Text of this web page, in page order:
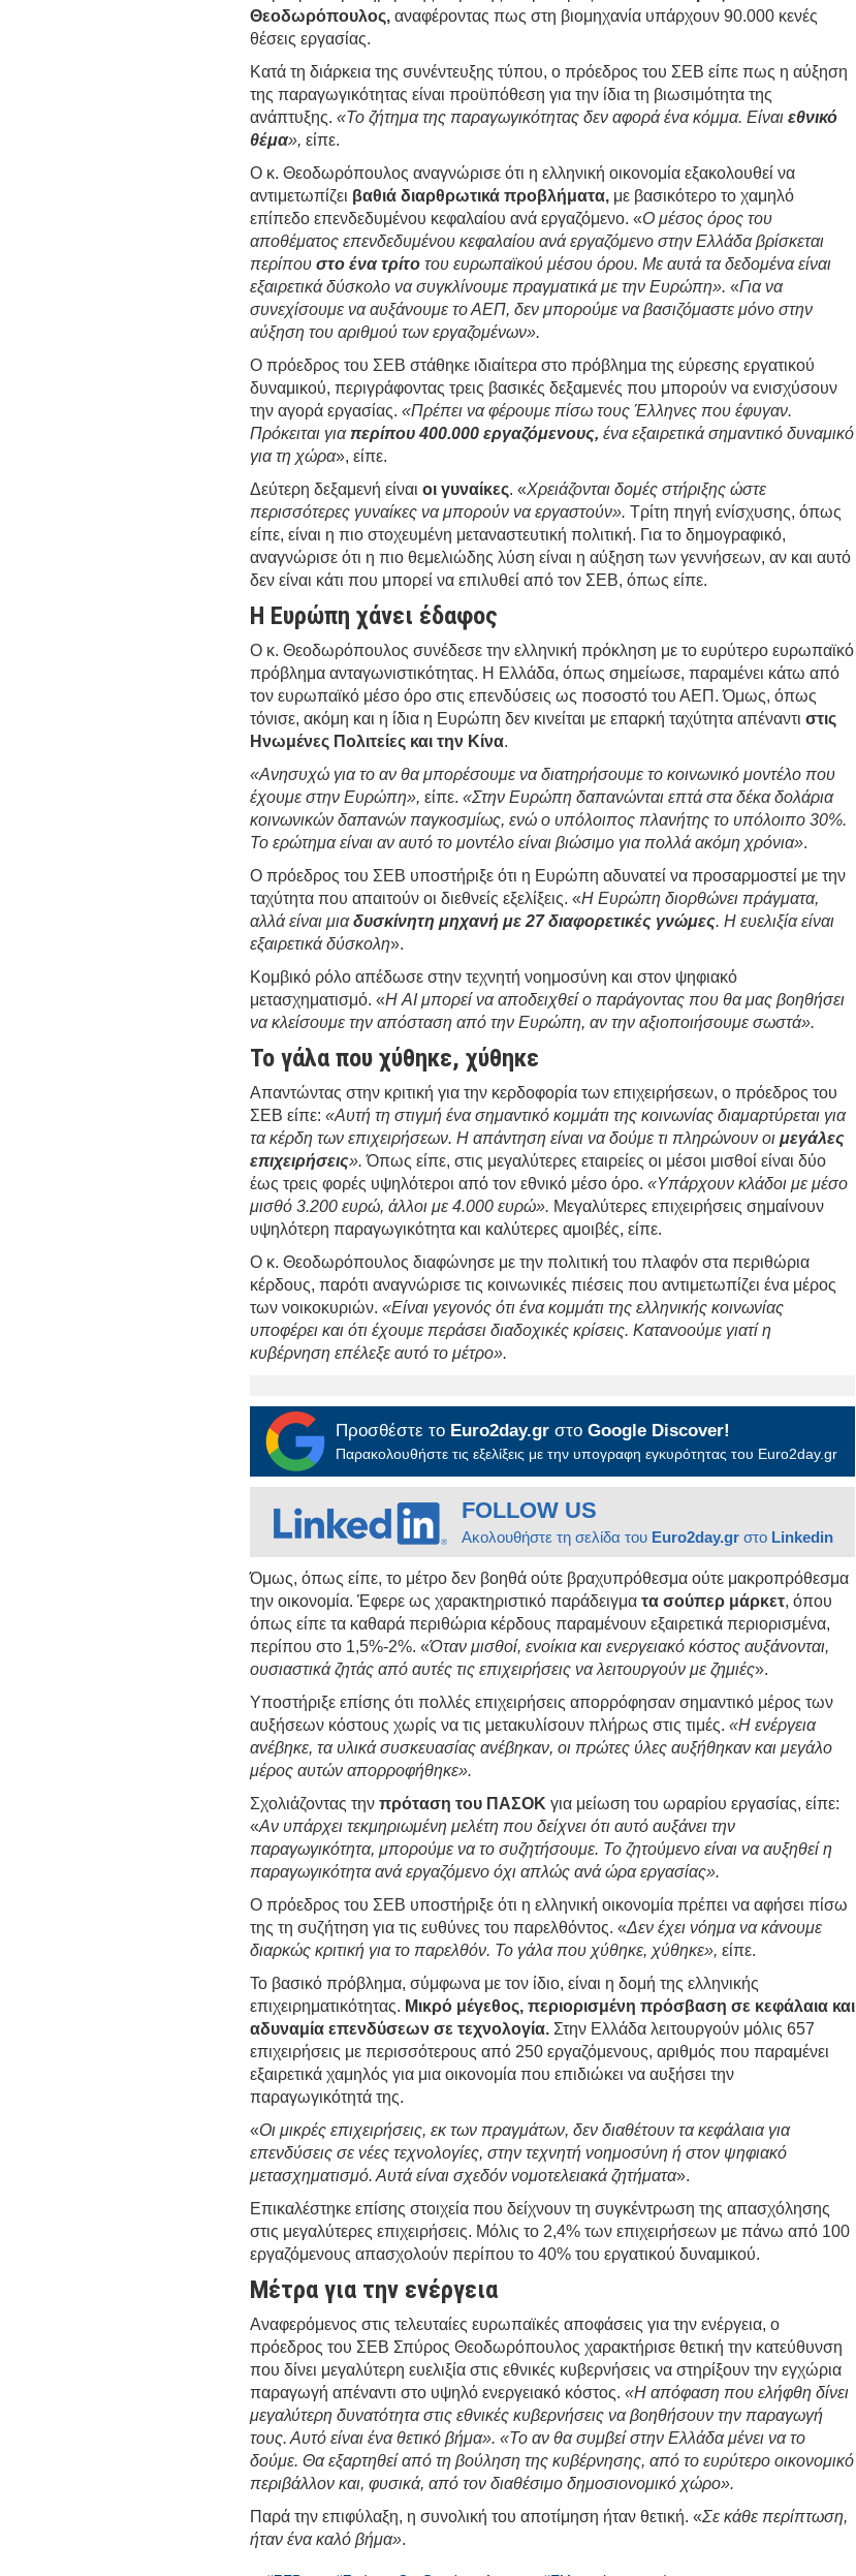
Θεοδωρόπουλος, αναφέροντας πως στη βιομηχανία υπάρχουν 90.000 κενές
θέσεις εργασίας.
Κατά τη διάρκεια της συνέντευξης τύπου, ο πρόεδρος του ΣΕΒ είπε πως η αύξηση
της παραγωγικότητας είναι προϋπόθεση για την ίδια τη βιωσιμότητα της
ανάπτυξης.«Το ζήτημα της παραγωγικότητας δεν αφορά ένα κόμμα. Είναιεθνικό
θέμα», είπε.
Ο κ. Θεοδωρόπουλος αναγνώρισε ότι η ελληνική οικονομία εξακολουθεί να
αντιμετωπίζει βαθιά διαρθρωτικά προβλήματα, με βασικότερο το χαμηλό
επίπεδο επενδεδυμένου κεφαλαίου ανά εργαζόμενο. «Ο μέσος όρος του
αποθέματος επενδεδυμένου κεφαλαίου ανά εργαζόμενο στην Ελλάδα βρίσκεται
περίπουστο ένα τρίτο του ευρωπαϊκού μέσου όρου. Με αυτά τα δεδομένα είναι
εξαιρετικά δύσκολο να συγκλίνουμε πραγματικά με την Ευρώπη». «Για να
συνεχίσουμε να αυξάνουμε το ΑΕΠ, δεν μπορούμε να βασιζόμαστε μόνο στην
αύξηση του αριθμού των εργαζομένων».
Ο πρόεδρος του ΣΕΒ στάθηκε ιδιαίτερα στο πρόβλημα της εύρεσης εργατικού
δυναμικού, περιγράφοντας τρεις βασικές δεξαμενές που μπορούν να ενισχύσουν
την αγορά εργασίας.«Πρέπει να φέρουμε πίσω τους Έλληνες που έφυγαν.
Πρόκειται για περίπου 400.000 εργαζόμενους, ένα εξαιρετικά σημαντικό δυναμικό
για τη χώρα», είπε.
Δεύτερη δεξαμενή είναιοι γυναίκες. «Χρειάζονται δομές στήριξης ώστε
περισσότερες γυναίκες να μπορούν να εργαστούν». Τρίτη πηγή ενίσχυσης, όπως
είπε, είναι η πιο στοχευμένη μεταναστευτική πολιτική. Για το δημογραφικό,
αναγνώρισε ότι η πιο θεμελιώδης λύση είναι η αύξηση των γεννήσεων, αν και αυτό
δεν είναι κάτι που μπορεί να επιλυθεί από τον ΣΕΒ, όπως είπε.
Η Ευρώπη χάνει έδαφος
Ο κ. Θεοδωρόπουλος συνέδεσε την ελληνική πρόκληση με το ευρύτερο ευρωπαϊκό
πρόβλημα ανταγωνιστικότητας. Η Ελλάδα, όπως σημείωσε, παραμένει κάτω από
τον ευρωπαϊκό μέσο όρο στις επενδύσεις ως ποσοστό του ΑΕΠ. Όμως, όπως
τόνισε, ακόμη και η ίδια η Ευρώπη δεν κινείται με επαρκή ταχύτητα απέναντιστις
Ηνωμένες Πολιτείες και την Κίνα.
«Ανησυχώ για το αν θα μπορέσουμε να διατηρήσουμε το κοινωνικό μοντέλο που
έχουμε στην Ευρώπη», είπε.«Στην Ευρώπη δαπανώνται επτά στα δέκα δολάρια
κοινωνικών δαπανών παγκοσμίως, ενώ ο υπόλοιπος πλανήτης το υπόλοιπο 30%.
Το ερώτημα είναι αν αυτό το μοντέλο είναι βιώσιμο για πολλά ακόμη χρόνια».
Ο πρόεδρος του ΣΕΒ υποστήριξε ότι η Ευρώπη αδυνατεί να προσαρμοστεί με την
ταχύτητα που απαιτούν οι διεθνείς εξελίξεις. «Η Ευρώπη διορθώνει πράγματα,
αλλά είναι μιαδυσκίνητη μηχανή με 27 διαφορετικές γνώμες. Η ευελιξία είναι
εξαιρετικά δύσκολη».
Κομβικό ρόλο απέδωσε στην τεχνητή νοημοσύνη και στον ψηφιακό
μετασχηματισμό. «Η AI μπορεί να αποδειχθεί ο παράγοντας που θα μας βοηθήσει
να κλείσουμε την απόσταση από την Ευρώπη, αν την αξιοποιήσουμε σωστά».
Το γάλα που χύθηκε, χύθηκε
Απαντώντας στην κριτική για την κερδοφορία των επιχειρήσεων, ο πρόεδρος του
ΣΕΒ είπε:«Αυτή τη στιγμή ένα σημαντικό κομμάτι της κοινωνίας διαμαρτύρεται για
τα κέρδη των επιχειρήσεων. Η απάντηση είναι να δούμε τι πληρώνουν οιμεγάλες
επιχειρήσεις». Όπως είπε, στις μεγαλύτερες εταιρείες οι μέσοι μισθοί είναι δύο
έως τρεις φορές υψηλότεροι από τον εθνικό μέσο όρο.«Υπάρχουν κλάδοι με μέσο
μισθό 3.200 ευρώ, άλλοι με 4.000 ευρώ». Μεγαλύτερες επιχειρήσεις σημαίνουν
υψηλότερη παραγωγικότητα και καλύτερες αμοιβές, είπε.
Ο κ. Θεοδωρόπουλος διαφώνησε με την πολιτική του πλαφόν στα περιθώρια
κέρδους, παρότι αναγνώρισε τις κοινωνικές πιέσεις που αντιμετωπίζει ένα μέρος
των νοικοκυριών.«Είναι γεγονός ότι ένα κομμάτι της ελληνικής κοινωνίας
υποφέρει και ότι έχουμε περάσει διαδοχικές κρίσεις. Κατανοούμε γιατί η
κυβέρνηση επέλεξε αυτό το μέτρο».
Προσθέστε το Euro2day.gr στοGoogle Discover!
Παρακολουθήστε τις εξελίξεις με την υπογραφη εγκυρότητας του Euro2day.gr
FOLLOW US
Ακολουθήστε τη σελίδα του Euro2day.gr στο Linkedin
Όμως, όπως είπε, το μέτρο δεν βοηθά ούτε βραχυπρόθεσμα ούτε μακροπρόθεσμα
την οικονομία. Έφερε ως χαρακτηριστικό παράδειγματα σούπερ μάρκετ, όπου
όπως είπε τα καθαρά περιθώρια κέρδους παραμένουν εξαιρετικά περιορισμένα,
περίπου στο 1,5%-2%. «Όταν μισθοί, ενοίκια και ενεργειακό κόστος αυξάνονται,
ουσιαστικά ζητάς από αυτές τις επιχειρήσεις να λειτουργούν με ζημιές».
Υποστήριξε επίσης ότι πολλές επιχειρήσεις απορρόφησαν σημαντικό μέρος των
αυξήσεων κόστους χωρίς να τις μετακυλίσουν πλήρως στις τιμές.«Η ενέργεια
ανέβηκε, τα υλικά συσκευασίας ανέβηκαν, οι πρώτες ύλες αυξήθηκαν και μεγάλο
μέρος αυτών απορροφήθηκε».
Σχολιάζοντας τηνπρόταση του ΠΑΣΟΚ για μείωση του ωραρίου εργασίας, είπε:
«Αν υπάρχει τεκμηριωμένη μελέτη που δείχνει ότι αυτό αυξάνει την
παραγωγικότητα, μπορούμε να το συζητήσουμε. Το ζητούμενο είναι να αυξηθεί η
παραγωγικότητα ανά εργαζόμενο όχι απλώς ανά ώρα εργασίας».
Ο πρόεδρος του ΣΕΒ υποστήριξε ότι η ελληνική οικονομία πρέπει να αφήσει πίσω
της τη συζήτηση για τις ευθύνες του παρελθόντος. «Δεν έχει νόημα να κάνουμε
διαρκώς κριτική για το παρελθόν. Το γάλα που χύθηκε, χύθηκε», είπε.
Το βασικό πρόβλημα, σύμφωνα με τον ίδιο, είναι η δομή της ελληνικής
επιχειρηματικότητας. Μικρό μέγεθος, περιορισμένη πρόσβαση σε κεφάλαια και
αδυναμία επενδύσεων σε τεχνολογία. Στην Ελλάδα λειτουργούν μόλις 657
επιχειρήσεις με περισσότερους από 250 εργαζόμενους, αριθμός που παραμένει
εξαιρετικά χαμηλός για μια οικονομία που επιδιώκει να αυξήσει την
παραγωγικότητά της.
«Οι μικρές επιχειρήσεις, εκ των πραγμάτων, δεν διαθέτουν τα κεφάλαια για
επενδύσεις σε νέες τεχνολογίες, στην τεχνητή νοημοσύνη ή στον ψηφιακό
μετασχηματισμό. Αυτά είναι σχεδόν νομοτελειακά ζητήματα».
Επικαλέστηκε επίσης στοιχεία που δείχνουν τη συγκέντρωση της απασχόλησης
στις μεγαλύτερες επιχειρήσεις. Μόλις το 2,4% των επιχειρήσεων με πάνω από 100
εργαζόμενους απασχολούν περίπου το 40% του εργατικού δυναμικού.
Μέτρα για την ενέργεια
Αναφερόμενος στις τελευταίες ευρωπαϊκές αποφάσεις για την ενέργεια, ο
πρόεδρος του ΣΕΒ Σπύρος Θεοδωρόπουλος χαρακτήρισε θετική την κατεύθυνση
που δίνει μεγαλύτερη ευελιξία στις εθνικές κυβερνήσεις να στηρίξουν την εγχώρια
παραγωγή απέναντι στο υψηλό ενεργειακό κόστος.«Η απόφαση που ελήφθη δίνει
μεγαλύτερη δυνατότητα στις εθνικές κυβερνήσεις να βοηθήσουν την παραγωγή
τους. Αυτό είναι ένα θετικό βήμα». «Το αν θα συμβεί στην Ελλάδα μένει να το
δούμε. Θα εξαρτηθεί από τη βούληση της κυβέρνησης, από το ευρύτερο οικονομικό
περιβάλλον και, φυσικά, από τον διαθέσιμο δημοσιονομικό χώρο».
Παρά την επιφύλαξη, η συνολική του αποτίμηση ήταν θετική. «Σε κάθε περίπτωση,
ήταν ένα καλό βήμα».